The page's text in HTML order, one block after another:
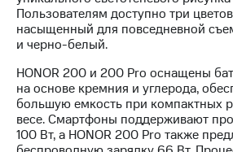
Описание
Еврооблигации-2023
Уведомление
о
погашении
именных
облигаций
Другое
Пользователям доступно три
насыщенный для повседневной
и черно-белый.
HONOR 200 и 200 Pro оснащены
на основе кремния и углерода,
большую емкость при компактных
весе. Смартфоны поддерживают
100 Вт, а HONOR 200 Pro также